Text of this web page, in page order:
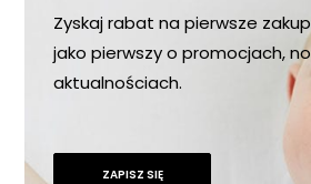
Zyskaj rabat na pierwsze
jako pierwszy o promocjach,
aktualnościach.
ZAPISZ SIĘ